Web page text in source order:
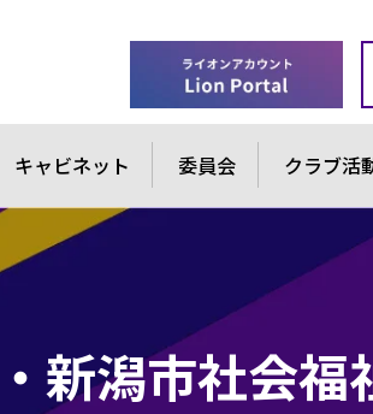
キャビネット 委員会 クラブ活
新潟市社会